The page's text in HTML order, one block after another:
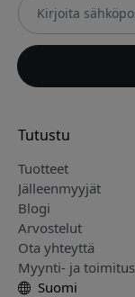
Tutustu
Tuotteet
Jälleenmyyjät
Blogi
Arvostelut
Ota yhteyttä
Myynti- ja
Suomi